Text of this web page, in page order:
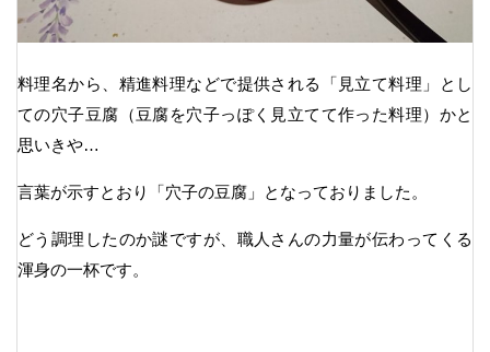
料理名から、精進料理などで提供される「見立て料理」とし
ての穴子豆腐（豆腐を穴子っぽく見立てて作った料理）かと
思いきや…
言葉が示すとおり「穴子の豆腐」となっておりました。
どう調理したのか謎ですが、職人さんの力量が伝わってくる
渾身の一杯です。